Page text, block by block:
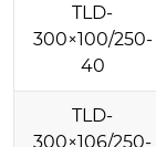
TLD-
300×100/250-
40
TLD-
300×106/250-